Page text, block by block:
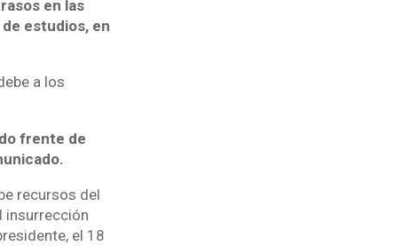
en las
estudios, en
a los
frente de
recursos del
insurrección
el 18